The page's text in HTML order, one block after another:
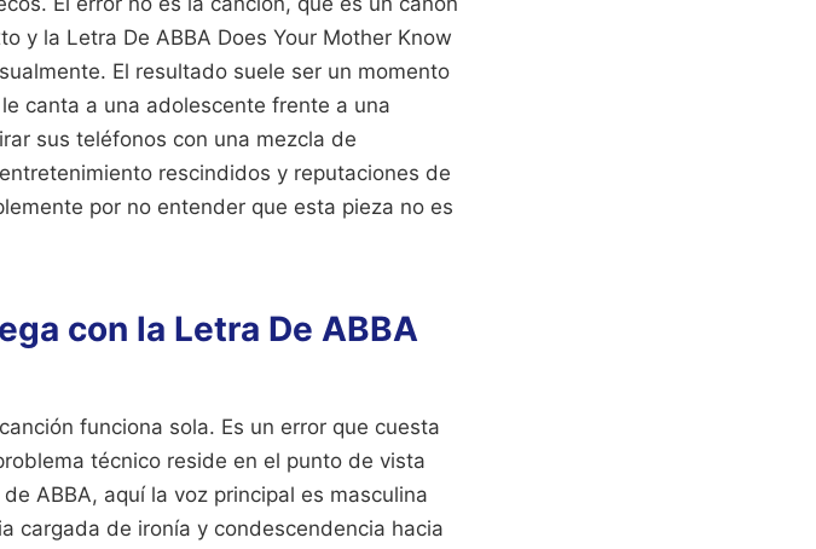
y la Letra De ABBA Does Your Mother Know
El resultado suele ser un momento
canta a una adolescente frente a una
sus teléfonos con una mezcla de
rescindidos y reputaciones de
por no entender que esta pieza no es
con la Letra De ABBA
funciona sola. Es un error que cuesta
técnico reside en el punto de vista
ABBA, aquí la voz principal es masculina
cargada de ironía y condescendencia hacia